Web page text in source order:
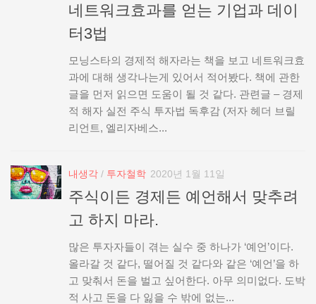
네트워크효과를 얻는 기업과 데이
터3법
모닝스타의 경제적 해자라는 책을 보고 네트워크효
과에 대해 생각나는게 있어서 적어봤다. 책에 관한
글을 먼저 읽으면 도움이 될 것 같다. 관련글 – 경제
적 해자 실전 주식 투자법 독후감 (저자 헤더 브릴
리언트, 엘리자베스...
내생각 / 투자철학 2020년 1월 11일
주식이든 경제든 예언해서 맞추려
고 하지 마라.
많은 투자자들이 겪는 실수 중 하나가 ‘예언’이다.
올라갈 것 같다, 떨어질 것 같다와 같은 ‘예언’을 하
고 맞춰서 돈을 벌고 싶어한다. 아무 의미없다. 도박
적 사고 돈을 다 잃을 수 밖에 없는...